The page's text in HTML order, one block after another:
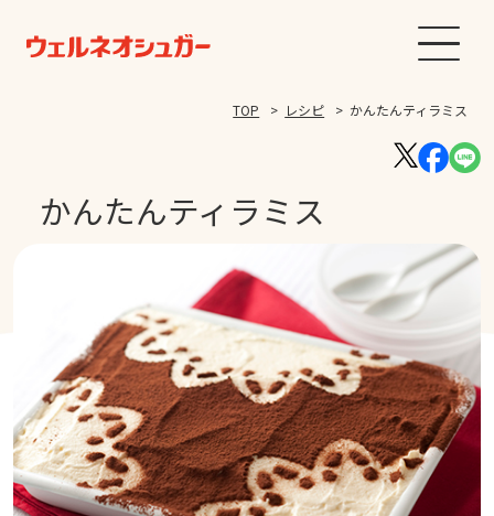
TOP レシピ かんたんティラミス
かんたんティラミス